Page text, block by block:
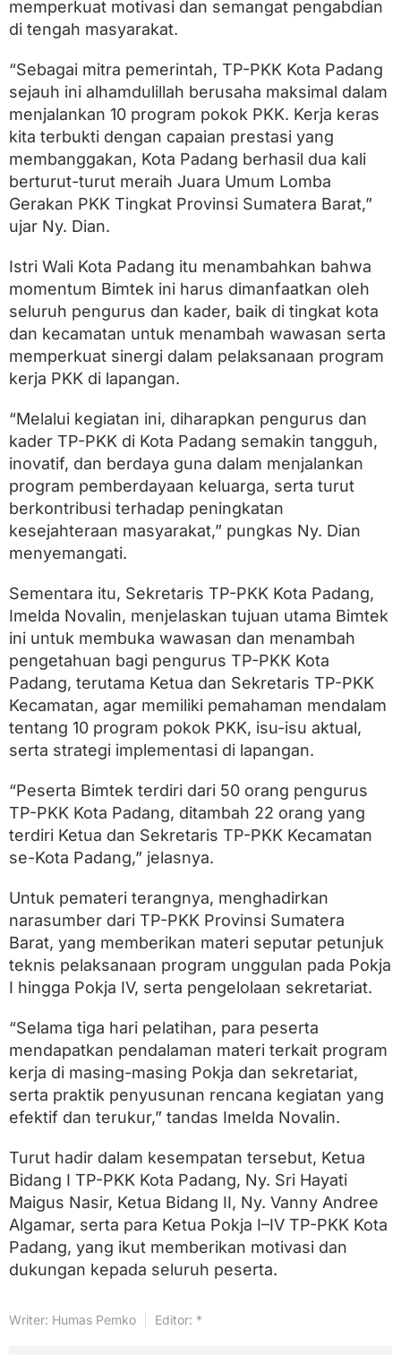
t
K
a
s
i
t
a
s
a
d
memperkuat motivasi dan semangat pengabdian
di tengah masyarakat.
“Sebagai mitra pemerintah, TP-PKK Kota Padang
sejauh ini alhamdulillah berusaha maksimal dalam
menjalankan 10 program pokok PKK. Kerja keras
kita terbukti dengan capaian prestasi yang
membanggakan, Kota Padang berhasil dua kali
berturut-turut meraih Juara Umum Lomba
Gerakan PKK Tingkat Provinsi Sumatera Barat,”
ujar Ny. Dian.
Istri Wali Kota Padang itu menambahkan bahwa
momentum Bimtek ini harus dimanfaatkan oleh
seluruh pengurus dan kader, baik di tingkat kota
dan kecamatan untuk menambah wawasan serta
memperkuat sinergi dalam pelaksanaan program
kerja PKK di lapangan.
“Melalui kegiatan ini, diharapkan pengurus dan
kader TP-PKK di Kota Padang semakin tangguh,
inovatif, dan berdaya guna dalam menjalankan
program pemberdayaan keluarga, serta turut
berkontribusi terhadap peningkatan
kesejahteraan masyarakat,” pungkas Ny. Dian
menyemangati.
Sementara itu, Sekretaris TP-PKK Kota Padang,
Imelda Novalin, menjelaskan tujuan utama Bimtek
ini untuk membuka wawasan dan menambah
pengetahuan bagi pengurus TP-PKK Kota
Padang, terutama Ketua dan Sekretaris TP-PKK
Kecamatan, agar memiliki pemahaman mendalam
tentang 10 program pokok PKK, isu-isu aktual,
serta strategi implementasi di lapangan.
“Peserta Bimtek terdiri dari 50 orang pengurus
TP-PKK Kota Padang, ditambah 22 orang yang
terdiri Ketua dan Sekretaris TP-PKK Kecamatan
se-Kota Padang,” jelasnya.
Untuk pemateri terangnya, menghadirkan
narasumber dari TP-PKK Provinsi Sumatera
Barat, yang memberikan materi seputar petunjuk
teknis pelaksanaan program unggulan pada Pokja
I hingga Pokja IV, serta pengelolaan sekretariat.
“Selama tiga hari pelatihan, para peserta
mendapatkan pendalaman materi terkait program
kerja di masing-masing Pokja dan sekretariat,
serta praktik penyusunan rencana kegiatan yang
efektif dan terukur,” tandas Imelda Novalin.
Turut hadir dalam kesempatan tersebut, Ketua
Bidang I TP-PKK Kota Padang, Ny. Sri Hayati
Maigus Nasir, Ketua Bidang II, Ny. Vanny Andree
Algamar, serta para Ketua Pokja I–IV TP-PKK Kota
Padang, yang ikut memberikan motivasi dan
dukungan kepada seluruh peserta.
Writer: Humas Pemko Editor: *